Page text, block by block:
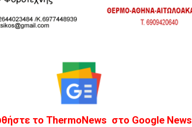
το ThermoNews στο Google News